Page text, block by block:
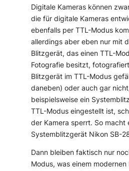
Digitale Kameras können
die für digitale Kameras
ebenfalls per TTL-Modus
allerdings aber eben nur mit
Blitzgerät, das einen TTL-
Fotografie besitzt,
Blitzgerät im TTL-Modus
daneben) oder auch gar
beispielsweise ein
TTL-Modus eingestellt ist,
der Kamera sperrt. So macht
Systemblitzgerät Nikon SB-
Dann bleiben faktisch nur
Modus, was einem